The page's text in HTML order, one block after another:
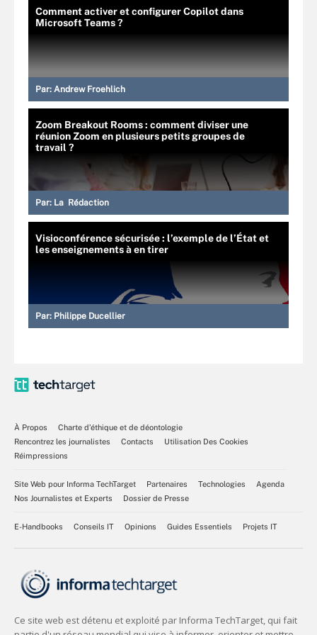
Comment activer et configurer Copilot dans
Microsoft Teams ?
Par: Andrew Froehlich
Zoom Breakout Rooms : comment diviser une
réunion Zoom en plusieurs petits groupes de
travail ?
Par: La Rédaction
Visioconférence sécurisée : l’exemple de l’État et
les enseignements à en tirer
Par: Philippe Ducellier
À Propos
Charte d’éthique et de déontologie
Rencontrez les journalistes
Contacts
Utilisation Des Cookies
Réimpressions
Site Web pour Informa TechTarget Partenaires Technologies
Agenda
Nos Journalistes et Experts
Dossier de Presse
E-Handbooks Conseils IT Opinions Guides Essentiels Projets IT